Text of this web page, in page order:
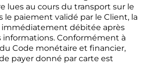
lues au cours du transport sur le
le paiement validé par le Client, la
immédiatement débitée après
informations. Conformément à
du Code monétaire et financier,
payer donné par carte est